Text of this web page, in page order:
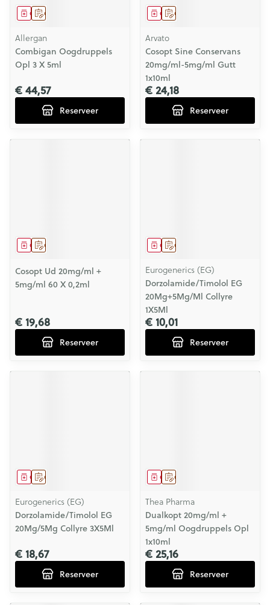
Op voorschrift
Geneesmiddel
Allergan
Combigan Oogdruppels
Opl 3 X 5ml
€ 44,57
Reserveer
Op voorschrift
Geneesmiddel
Arvato
Cosopt Sine Conservans
20mg/ml-5mg/ml Gutt
1x10ml
€ 24,18
Reserveer
Op voorschrift
Geneesmiddel
Cosopt Ud 20mg/ml +
5mg/ml 60 X 0,2ml
€ 19,68
Reserveer
Op voorschrift
Geneesmiddel
Eurogenerics (EG)
Dorzolamide/Timolol EG
20Mg+5Mg/Ml Collyre
1X5Ml
€ 10,01
Reserveer
Op voorschrift
Geneesmiddel
Eurogenerics (EG)
Dorzolamide/Timolol EG
20Mg/5Mg Collyre 3X5Ml
€ 18,67
Reserveer
Op voorschrift
Geneesmiddel
Thea Pharma
Dualkopt 20mg/ml +
5mg/ml Oogdruppels Opl
1x10ml
€ 25,16
Reserveer